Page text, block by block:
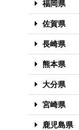
福岡県
佐賀県
長崎県
熊本県
大分県
宮崎県
鹿児島県